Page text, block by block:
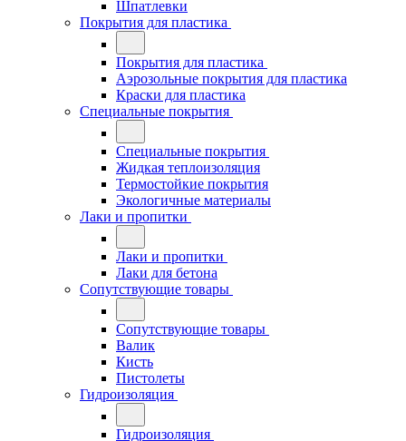
Шпатлевки
Покрытия для пластика
Покрытия для пластика
Аэрозольные покрытия для пластика
Краски для пластика
Специальные покрытия
Специальные покрытия
Жидкая теплоизоляция
Термостойкие покрытия
Экологичные материалы
Лаки и пропитки
Лаки и пропитки
Лаки для бетона
Сопутствующие товары
Сопутствующие товары
Валик
Кисть
Пистолеты
Гидроизоляция
Гидроизоляция